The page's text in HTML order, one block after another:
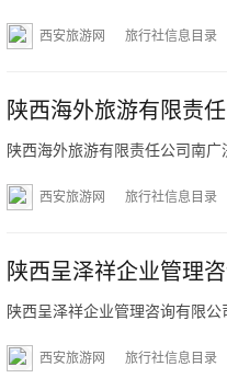
西安旅游网 旅行社信息目录
陕西海外旅游有限责
陕西海外旅游有限责任公司南广
西安旅游网 旅行社信息目录
陕西呈泽祥企业管理
陕西呈泽祥企业管理咨询有限公
西安旅游网 旅行社信息目录